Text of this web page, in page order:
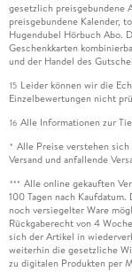
gesetzlich preisgebundene
preisgebundene Kalender,
Hugendubel Hörbuch Abo.
Geschenkkarten
und der Handel des
15 Leider können wir die
Einzelbewertungen nicht
16 Alle Informationen zur
* Alle Preise verstehen
Versand und anfallende
*** Alle online gekauften
100 Tagen nach
noch versiegelter Ware
Rückgaberecht von 4
sich der Artikel in
weiterhin die gesetzliche
zu digitalen Produkten per